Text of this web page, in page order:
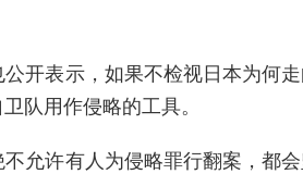
开表示，如果不检视日本为何走
队用作侵略的工具。
允许有人为侵略罪行翻案，都会